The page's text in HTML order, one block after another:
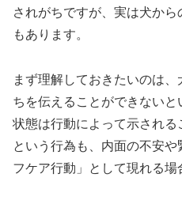
されがちですが、実は犬か
もあります。
まず理解しておきたいのは
ちを伝えることができない
状態は行動によって示され
という行為も、内面の不安
フケア行動」として現れる場